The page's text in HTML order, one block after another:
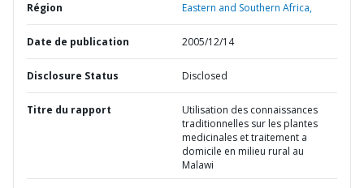
Région Eastern and Southern Africa,
Date de publication 2005/12/14
Disclosure Status Disclosed
Titre du rapport
Utilisation des connaissances
traditionnelles sur les plantes
medicinales et traitement a
domicile en milieu rural au
Malawi